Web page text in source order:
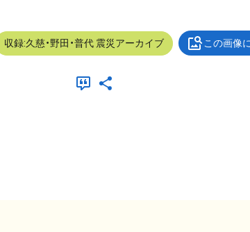
収録:久慈・野田・普代 震災アーカイブ この画像